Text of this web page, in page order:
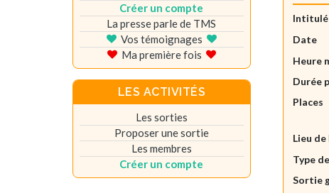
Intitulé
Date
Heure
Durée
Places
Lieu
Type
Sortie
Créer un compte
La presse parle de TMS
Vos témoignages
Ma première fois
LES ACTIVITÉS
Les sorties
Proposer une sortie
Les membres
Créer un compte